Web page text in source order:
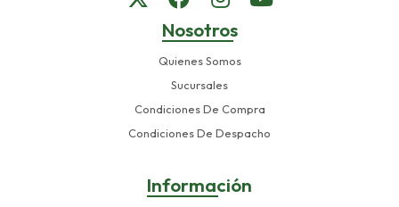
Nosotros
Quienes Somos
Sucursales
Condiciones De Compra
Condiciones De Despacho
Información